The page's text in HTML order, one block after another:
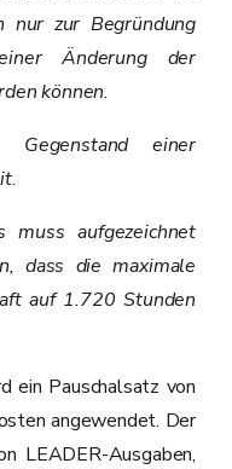
nur zur Begründung
Änderung der
können.
einer
aufgezeichnet
dass die maximale
auf 1.720 Stunden
ein Pauschalsatz von
angewendet. Der
LEADER-Ausgaben,